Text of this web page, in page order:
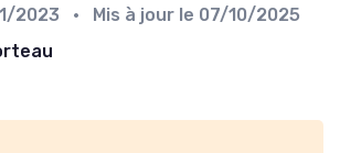
2023 • Mis à jour le 07/10/2025